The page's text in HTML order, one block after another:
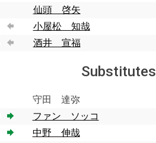
仙頭 啓矢
小屋松 知哉
酒井 宣福
Substitutes
守田 達弥
ファン ソッコ
中野 伸哉